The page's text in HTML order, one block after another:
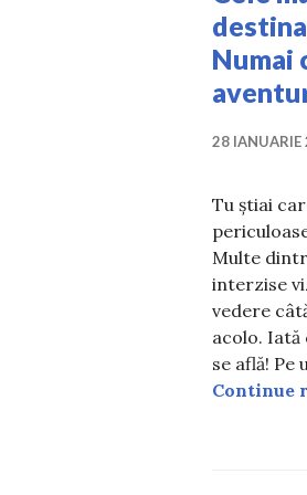
Numai
28 IANUARIE
Tu știai
Multe
interzise
vedere
acolo. Iată
se află! Pe
Continue